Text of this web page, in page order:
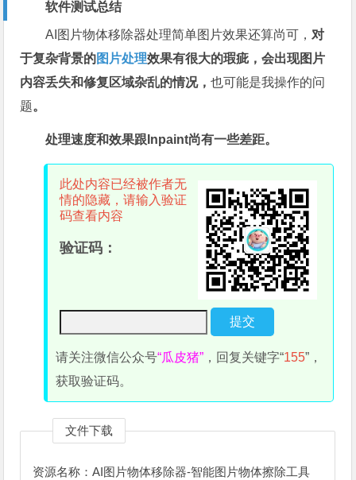
软件测试总结
AI图片物体移除器处理简单图片效果还算尚可， 对
于复杂背景的图片处理效果有很大的瑕疵，会出现图片
内容丢失和修复区域杂乱的情况，也可能是我操作的问
题。
处理速度和效果跟Inpaint尚有一些差距。
此处内容已经被作者无
情的隐藏，请输入验证
码查看内容
验证码：
请关注微信公众号“瓜皮猪” ，回复关键字“155”，
获取验证码。
文件下载
资源名称：AI图片物体移除器-智能图片物体擦除工具